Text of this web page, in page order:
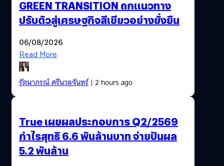
GREEN TRANSITION ถกแนวทาง
ปรับตัวสู่เศรษฐกิจสีเขียวอย่างยั่งยืน
06/08/2026
Read More
รัตนาภรณ์ ศรีนวลจันทร์| 2 hours ago
True เผยผลประกอบการ Q2/2569
กำไรสุทธิ 6.6 พันล้านบาท จ่ายปันผล
5.2 พันล้าน